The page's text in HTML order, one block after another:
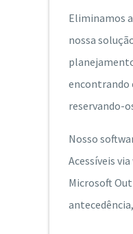
Eliminamos
nossa
encontrando
reservando-
Nosso
Acessíveis
Microsoft